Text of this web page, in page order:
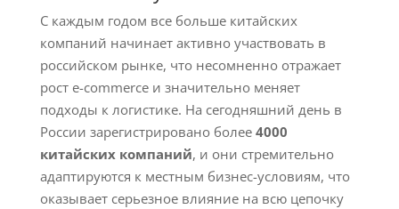
С каждым годом все больше китайских
компаний начинает активно участвовать в
российском рынке, что несомненно отражает
рост e-commerce и значительно меняет
подходы к логистике. На сегодняшний день в
России зарегистрировано более 4000
китайских компаний, и они стремительно
адаптируются к местным бизнес-условиям, что
оказывает серьезное влияние на всю цепочку